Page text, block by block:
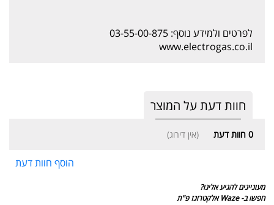
לפרטים ולמידע נוסף: 03-55-00-875
www.electrogas.co.il
חוות דעת על המוצר
0 חוות דעת (אין דירוג)
הוסף חוות דעת
מעוניינים להגיע אלינו?
חפשו ב- Waze אלקטרוגז פ"ת